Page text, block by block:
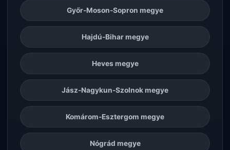
Győr-Moson-Sopron megye
Hajdú-Bihar megye
Heves megye
Jász-Nagykun-Szolnok megye
Komárom-Esztergom megye
Nógrád megye